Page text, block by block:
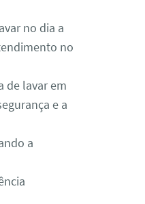
no dia a
no
de lavar em
e a
a